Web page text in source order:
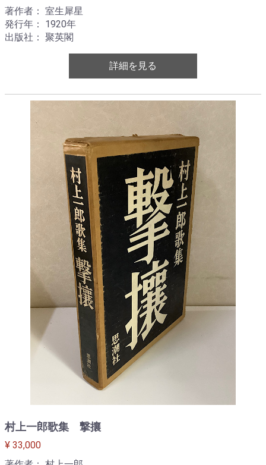
著作者： 室生犀星
発行年： 1920年
出版社： 聚英閣
詳細を見る
村上一郎歌集 撃攘
¥ 33,000